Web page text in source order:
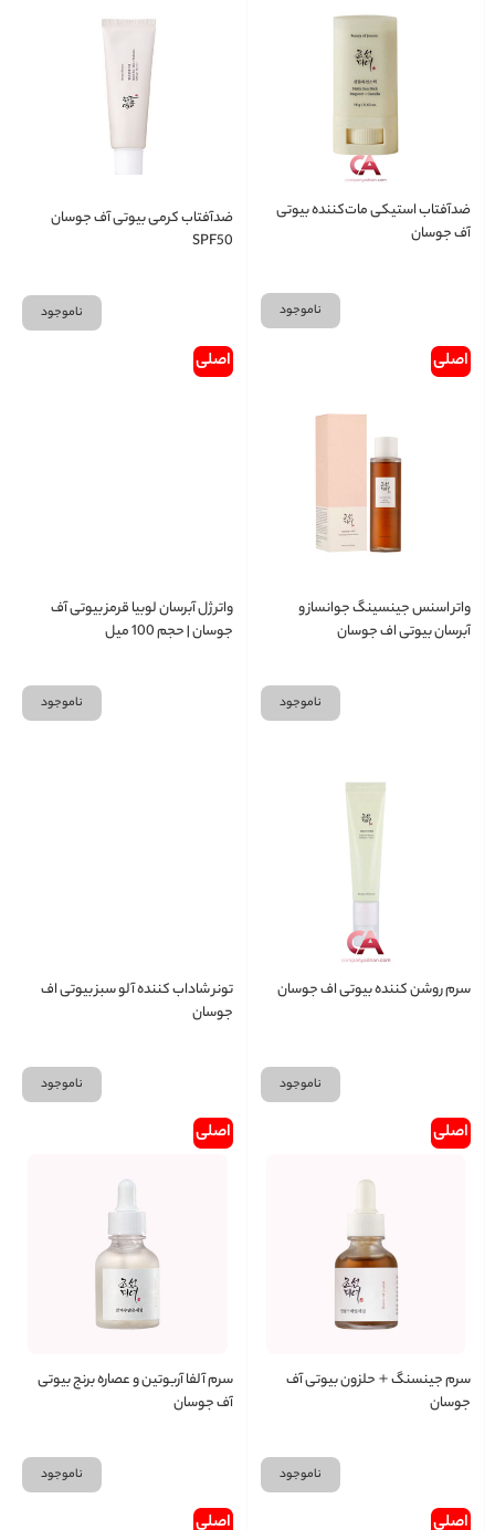
ضدآفتاب استیکی مات‌کننده بیوتی
‌آف جوسان
ناموجود
ضدآفتاب کرمی بیوتی آف جوسان
SPF50
ناموجود
اصلی
واتر اسنس جینسینگ جوانساز و
آبرسان بیوتی اف جوسان
ناموجود
اصلی
واتر ژل آبرسان لوبیا قرمز بیوتی آف
جوسان | حجم 100 میل
ناموجود
سرم روشن کننده بیوتی اف جوسان
ناموجود
تونر شاداب کننده آلو سبز بیوتی اف
جوسان
ناموجود
اصلی
سرم جینسنگ＋حلزون بیوتی آف
جوسان
ناموجود
اصلی
سرم آلفا آربوتین و عصاره برنج بیوتی
آف جوسان
ناموجود
اصلی اصلی